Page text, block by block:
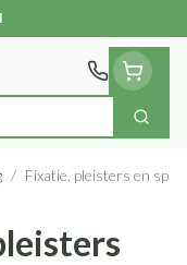
Zoek
/ Fixatie, pleisters en